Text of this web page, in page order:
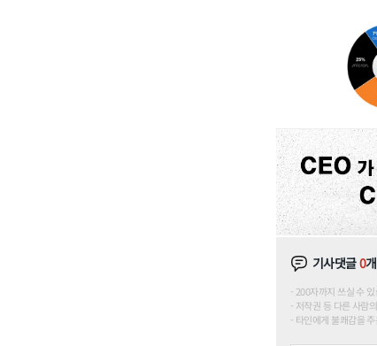
기사댓글0개
200자까지 쓰실 수
저작권 등 다른 사람
타인에게 불쾌감을